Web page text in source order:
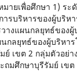
ายเพื่อศึกษา 1) ระ
รบริหารของผู้บริห
างแผนกลยุทธ์ของ
กลยุทธ์ของผู้บริหา
เขต 2 กลุ่มตัวอย่า
มศึกษาบุรีรัมย์ เข